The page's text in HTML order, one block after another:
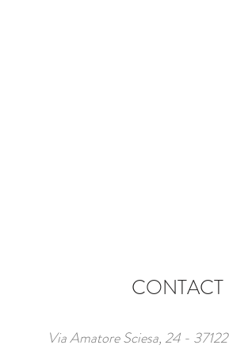
CONTACT
Via Amatore Sciesa, 24 -